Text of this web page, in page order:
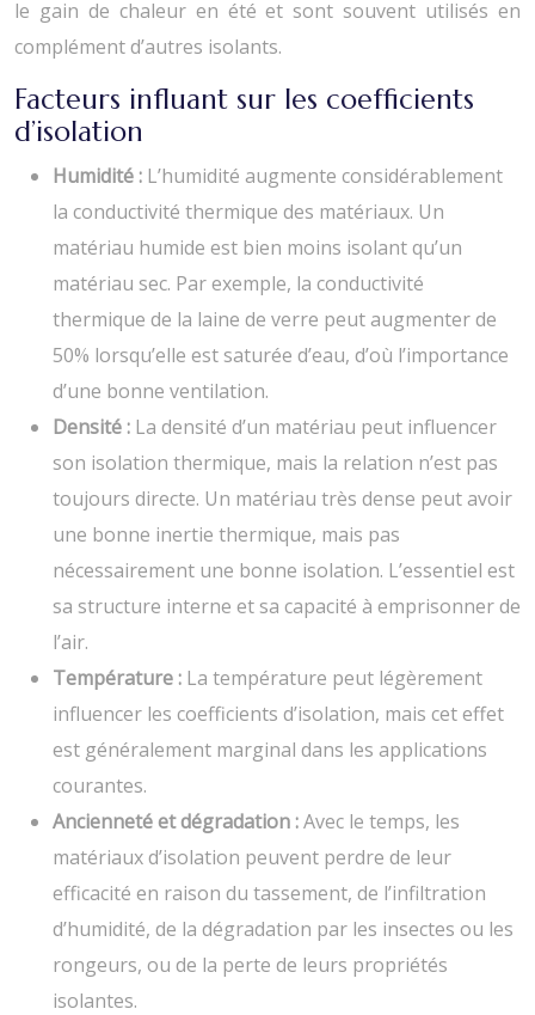
le gain de chaleur en été et sont souvent utilisés en
complément d’autres isolants.
Facteurs influant sur les coefficients
d’isolation
Humidité : L’humidité augmente considérablement
la conductivité thermique des matériaux. Un
matériau humide est bien moins isolant qu’un
matériau sec. Par exemple, la conductivité
thermique de la laine de verre peut augmenter de
50% lorsqu’elle est saturée d’eau, d’où l’importance
d’une bonne ventilation.
Densité : La densité d’un matériau peut influencer
son isolation thermique, mais la relation n’est pas
toujours directe. Un matériau très dense peut avoir
une bonne inertie thermique, mais pas
nécessairement une bonne isolation. L’essentiel est
sa structure interne et sa capacité à emprisonner de
l’air.
Température : La température peut légèrement
influencer les coefficients d’isolation, mais cet effet
est généralement marginal dans les applications
courantes.
Ancienneté et dégradation :Avec le temps, les
matériaux d’isolation peuvent perdre de leur
efficacité en raison du tassement, de l’infiltration
d’humidité, de la dégradation par les insectes ou les
rongeurs, ou de la perte de leurs propriétés
isolantes.